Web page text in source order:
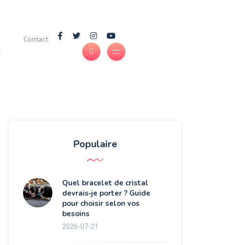
Contact
Populaire
Quel bracelet de cristal
devrais‑je porter ? Guide
pour choisir selon vos
besoins
2026-07-21